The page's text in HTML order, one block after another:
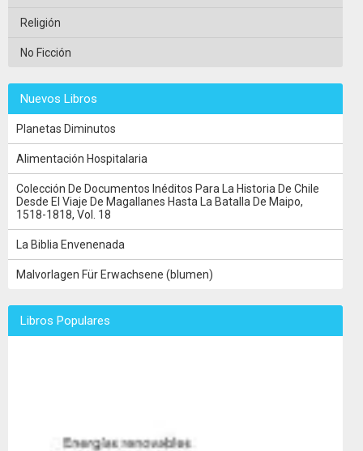
Religión
No Ficción
Nuevos Libros
Planetas Diminutos
Alimentación Hospitalaria
Colección De Documentos Inéditos Para La Historia De Chile
Desde El Viaje De Magallanes Hasta La Batalla De Maipo,
1518-1818, Vol. 18
La Biblia Envenenada
Malvorlagen Für Erwachsene (blumen)
Libros Populares